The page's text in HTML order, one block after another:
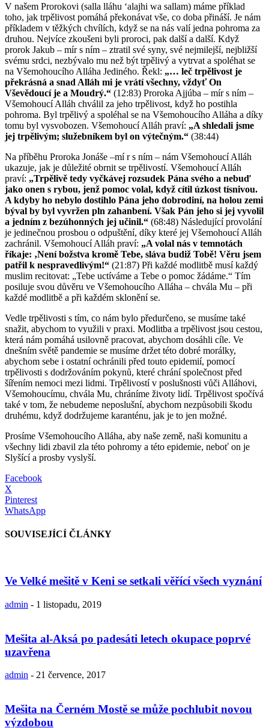
V našem Prorokovi (salla lláhu ʻalajhi wa sallam) máme příklad
toho, jak trpělivost pomáhá překonávat vše, co doba přináší. Je nám
příkladem v těžkých chvílích, když se na nás valí jedna pohroma za
druhou. Nejvíce zkoušeni byli proroci, pak další a další. Když
prorok Jakub – mír s ním – ztratil své syny, své nejmilejší, nejbližší
svému srdci, nezbývalo mu než být trpělivý a vytrvat a spoléhat se
na Všemohoucího Alláha Jediného. Řekl: „… leč trpělivost je
překrásná a snad Alláh mi je vrátí všechny, vždyť On
Vševědoucí je a Moudrý.“ (12:83) Proroka Ajjúba – mír s ním –
Všemohoucí Alláh chválil za jeho trpělivost, když ho postihla
pohroma. Byl trpělivý a spoléhal se na Všemohoucího Alláha a díky
tomu byl vysvobozen. Všemohoucí Alláh praví: „A shledali jsme
jej trpělivým; služebníkem byl on výtečným.“ (38:44)
Na příběhu Proroka Jonáše –mí r s ním – nám Všemohoucí Alláh
ukazuje, jak je důležité obrnit se trpělivostí. Všemohoucí Alláh
praví: „Trpělivě tedy vyčkávej rozsudek Pána svého a nebuď
jako onen s rybou, jenž pomoc volal, když cítil úzkost tísnivou.
A kdyby ho nebylo dostihlo Pána jeho dobrodiní, na holou zemi
býval by byl vyvržen pln zahanbení. Však Pán jeho si jej vyvolil
a jedním z bezúhonných jej učinil.“ (68:48) Následující provolání
je jedinečnou prosbou o odpuštění, díky které jej Všemohoucí Alláh
zachránil. Všemohoucí Alláh praví: „A volal nás v temnotách
říkaje: ‚Není božstva kromě Tebe, sláva budiž Tobě! Věru jsem
patřil k nespravedlivým!“ (21:87) Při každé modlitbě musí každý
muslim recitovat: „Tebe uctíváme a Tebe o pomoc žádáme.“ Tím
posiluje svou důvěru ve Všemohoucího Alláha – chvála Mu – při
každé modlitbě a při každém sklonění se.
Vedle trpělivosti s tím, co nám bylo předurčeno, se musíme také
snažit, abychom to využili v praxi. Modlitba a trpělivost jsou cestou,
která nám pomáhá usilovně pracovat, abychom dosáhli cíle. Ve
dnešním světě pandemie se musíme držet této dobré morálky,
abychom sebe i ostatní ochránili před touto epidemií, pomocí
trpělivosti s dodržováním pokynů, které chrání společnost před
šířením nemoci mezi lidmi. Trpělivostí v poslušnosti vůči Alláhovi,
Všemohoucímu, chvála Mu, chráníme životy lidí. Trpělivost spočívá
také v tom, že nebudeme neposlušní, abychom nezpůsobili škodu
druhému, když dodržujeme karanténu, jak je to jen možné.
Prosíme Všemohoucího Alláha, aby naše země, naši komunitu a
všechny lidi zbavil zla této pohromy a této epidemie, neboť on je
Slyšící a prosby vyslyší.
Facebook
X
Pinterest
WhatsApp
SOUVISEJÍCÍ ČLÁNKY
Ve Velké mešitě v Keni se setkali věřící všech vyznání
admin - 1 listopadu, 2019
Mešita al-Aksá po padesáti letech okupace poprvé
uzavřena
admin - 21 července, 2017
Mešita na Černém Mostě se může pochlubit novou
výzdobou